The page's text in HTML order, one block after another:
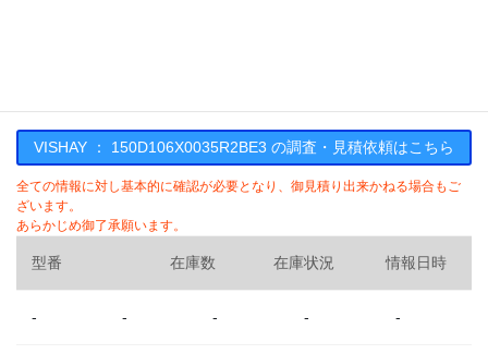
VISHAY ： 150D106X0035R2BE3 の調査・見積依頼はこちら
全ての情報に対し基本的に確認が必要となり、御見積り出来かねる場合もご
ざいます。
あらかじめ御了承願います。
型番 在庫数 在庫状況 情報日時
- - - - -